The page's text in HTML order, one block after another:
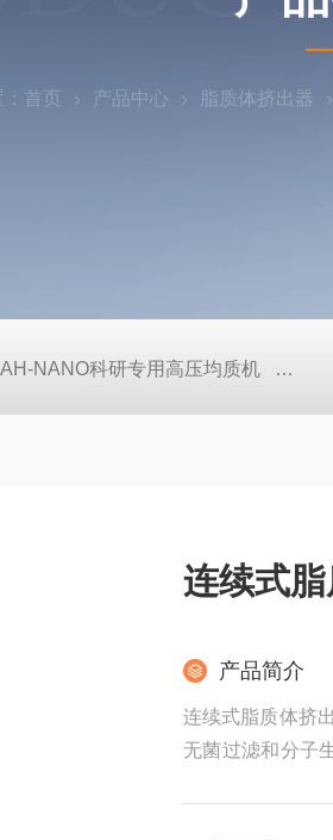
首页 产品中心 脂质体挤出器
AH-NANO科研专用高压均质机
连续式
产品简介
连续式脂质体挤
无菌过滤和分子